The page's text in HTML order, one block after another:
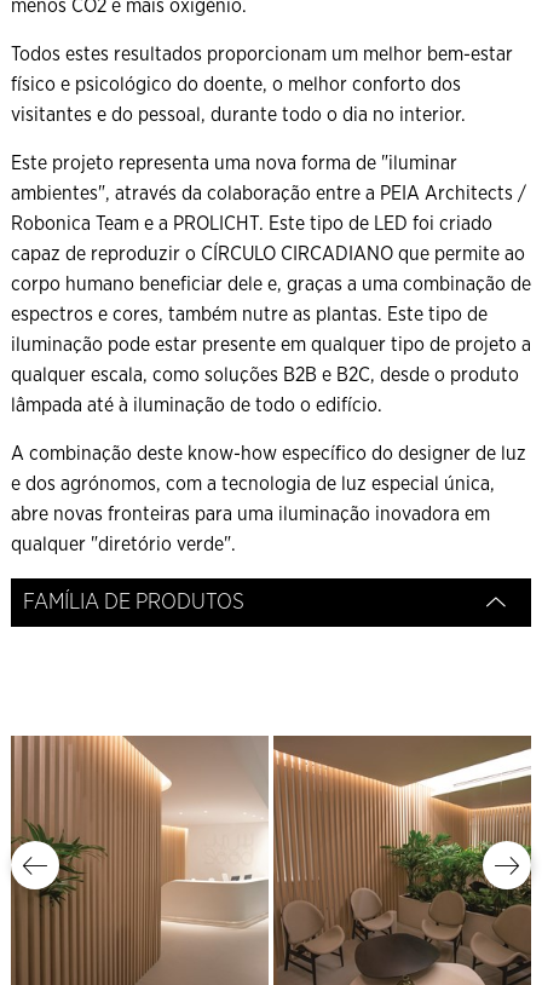
menos CO2 e mais oxigénio.
Todos estes resultados proporcionam um melhor bem-estar
físico e psicológico do doente, o melhor conforto dos
visitantes e do pessoal, durante todo o dia no interior.
Este projeto representa uma nova forma de "iluminar
ambientes", através da colaboração entre a PEIA Architects /
Robonica Team e a PROLICHT. Este tipo de LED foi criado
capaz de reproduzir o CÍRCULO CIRCADIANO que permite ao
corpo humano beneficiar dele e, graças a uma combinação de
espectros e cores, também nutre as plantas. Este tipo de
iluminação pode estar presente em qualquer tipo de projeto a
qualquer escala, como soluções B2B e B2C, desde o produto
lâmpada até à iluminação de todo o edifício.
A combinação deste know-how específico do designer de luz
e dos agrónomos, com a tecnologia de luz especial única,
abre novas fronteiras para uma iluminação inovadora em
qualquer "diretório verde".
FAMÍLIA DE PRODUTOS